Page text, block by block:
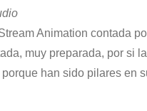
Animation contada
muy preparada, por si
han sido pilares en